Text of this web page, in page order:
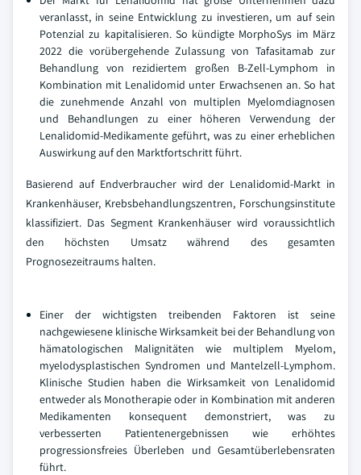
veranlasst, in seine Entwicklung zu investieren, um auf sein
Potenzial zu kapitalisieren. So kündigte MorphoSys im März
2022 die vorübergehende Zulassung von Tafasitamab zur
Behandlung von rezidiertem großen B-Zell-Lymphom in
Kombination mit Lenalidomid unter Erwachsenen an. So hat
die zunehmende Anzahl von multiplen Myelomdiagnosen
und Behandlungen zu einer höheren Verwendung der
Lenalidomid-Medikamente geführt, was zu einer erheblichen
Auswirkung auf den Marktfortschritt führt.
Basierend auf Endverbraucher wird der Lenalidomid-Markt in
Krankenhäuser, Krebsbehandlungszentren, Forschungsinstitute
klassifiziert. Das Segment Krankenhäuser wird voraussichtlich
den höchsten Umsatz während des gesamten
Prognosezeitraums halten.
Einer der wichtigsten treibenden Faktoren ist seine
nachgewiesene klinische Wirksamkeit bei der Behandlung von
hämatologischen Malignitäten wie multiplem Myelom,
myelodysplastischen Syndromen und Mantelzell-Lymphom.
Klinische Studien haben die Wirksamkeit von Lenalidomid
entweder als Monotherapie oder in Kombination mit anderen
Medikamenten konsequent demonstriert, was zu
verbesserten Patientenergebnissen wie erhöhtes
progressionsfreies Überleben und Gesamtüberlebensraten
führt.